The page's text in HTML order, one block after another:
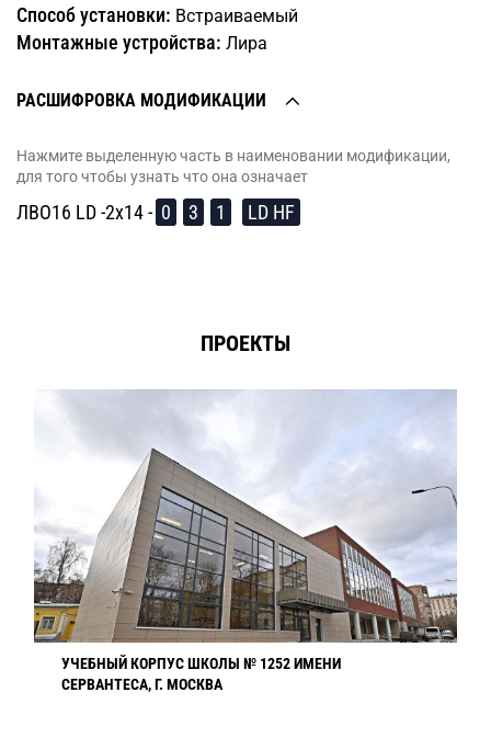
Способ установки: Встраиваемый
Монтажные устройства: Лира
РАСШИФРОВКА МОДИФИКАЦИИ
Нажмите выделенную часть в наименовании модификации,
для того чтобы узнать что она означает
ЛВО16 LD -2х14 - 0 3 1 LD HF
ПРОЕКТЫ
УЧЕБНЫЙ КОРПУС ШКОЛЫ № 1252 ИМЕНИ
СЕРВАНТЕСА, Г. МОСКВА